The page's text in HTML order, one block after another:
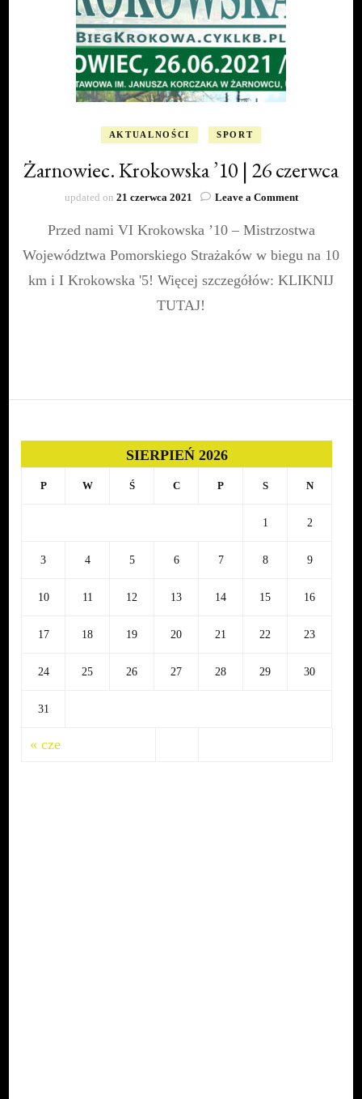
AKTUALNOŚCI SPORT
Żarnowiec. Krokowska ’10 | 26 czerwca
updated on 21 czerwca 2021 Leave a Commenton
Krokowska
|
26
Przed nami VI Krokowska ’10 – Mistrzostwa
Województwa Pomorskiego Strażaków w biegu na 10
km i I Krokowska '5! Więcej szczegółów: KLIKNIJ
TUTAJ!
SIERPIEŃ 2026
P W Ś C P S N
1 2
3 4 5 6 7 8 9
10 11 12 13 14 15 16
17 18 19 20 21 22 23
24 25 26 27 28 29 30
31
« cze